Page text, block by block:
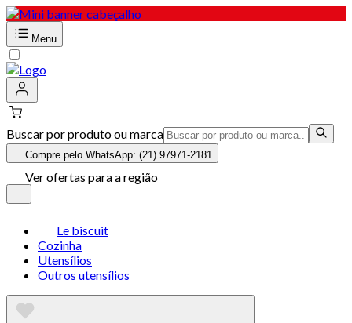
Menu
Buscar por produto ou marca
Compre pelo WhatsApp: (21) 97971-2181
Ver ofertas para a região
Le biscuit
Cozinha
Utensílios
Outros utensílios